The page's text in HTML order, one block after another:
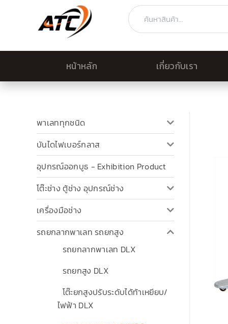
Search
หน้าหลัก เกี่ยวกับเรา
พาเลททุกชนิด
บันไดไฟเบอร์กลาส
อุปกรณ์ออกบูธ - Exhibition Product
โต๊ะช่าง ตู้ช่าง อุปกรณ์ช่าง
เครื่องมือช่าง
รถยกลากพาเลท รถยกสูง
รถยกลากพาเลท DLX
รถยกสูง DLX
โต๊ะยกสูงปรับระดับได้ท้าเหยียบ/
ไฟฟ้า DLX